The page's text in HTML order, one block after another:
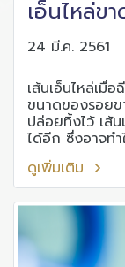
24 มี.ค. 2561
เส้นเอ็นไหล่เมื่
ขนาดของรอยข
ปล่อยทิ้งไว้ เส้
ได้อีก ซึ่งอาจท
วินิจฉัย ต้องทำ
(MRI)
ดูเพิ่มเติม